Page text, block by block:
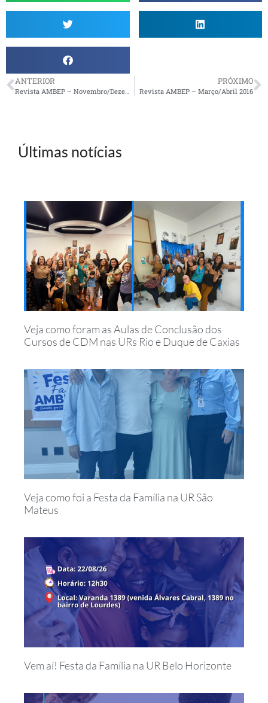
ANTERIOR PRÓXIMO
Revista AMBEP – Março/Abril 2016
Últimas notícias
Veja como foram as Aulas de Conclusão dos
Cursos de CDM nas URs Rio e Duque de Caxias
Veja como foi a Festa da Família na UR São
Mateus
Vem aí! Festa da Família na UR Belo Horizonte